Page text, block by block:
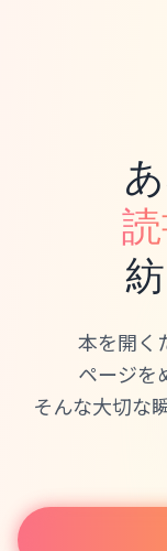
本を開く
ページを
そんな大切な